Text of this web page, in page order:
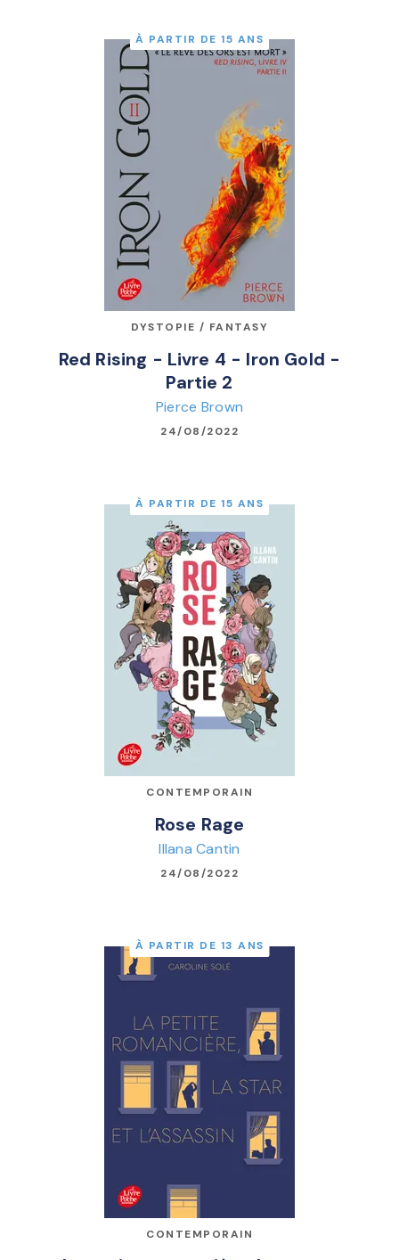
À PARTIR DE 15 ANS
DYSTOPIE / FANTASY
Red Rising - Livre 4 - Iron Gold -
Partie 2
Pierce Brown
24/08/2022
À PARTIR DE 15 ANS
CONTEMPORAIN
Rose Rage
Illana Cantin
24/08/2022
À PARTIR DE 13 ANS
CONTEMPORAIN